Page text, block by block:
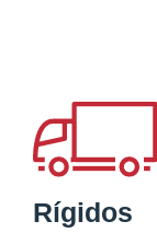
Rígidos